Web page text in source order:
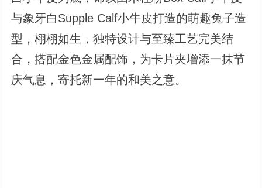
与象牙白Supple Calf小牛皮打造的萌趣兔子造
型，栩栩如生，独特设计与至臻工艺完美结
合，搭配金色金属配饰，为卡片夹增添一抹节
庆气息，寄托新一年的和美之意。